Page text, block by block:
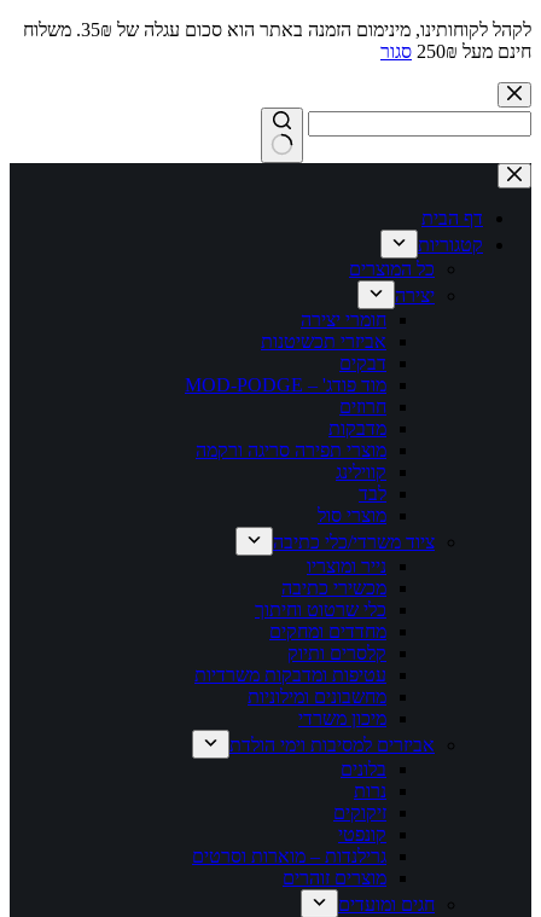
לקהל לקוחותינו, מינימום הזמנה באתר הוא סכום עגלה של 35₪. משלוח
חינם מעל 250₪
סגור
Skip
to
content
No
results
דף הבית
קטגוריות
כל המוצרים
יצירה
חומרי יצירה
אביזרי תכשיטנות
דבקים
מוד פודג' – MOD-PODGE
חרוזים
מדבקות
מוצרי תפירה סריגה ורקמה
קווילינג
לבד
מוצרי סול
ציוד משרדי/כלי כתיבה
נייר ומוצריו
מכשירי כתיבה
כלי שרטוט וחיתוך
מחדדים ומחקים
קלסרים ותיוק
עטיפות ומדבקות משרדיות
מחשבונים ומילוניות
מיכון משרדי
אביזרים למסיבות וימי הולדת
בלונים
נרות
זיקוקים
קונפטי
גרילנדות – מוארות וסרטים
מוצרים זוהרים
חגים ומועדים